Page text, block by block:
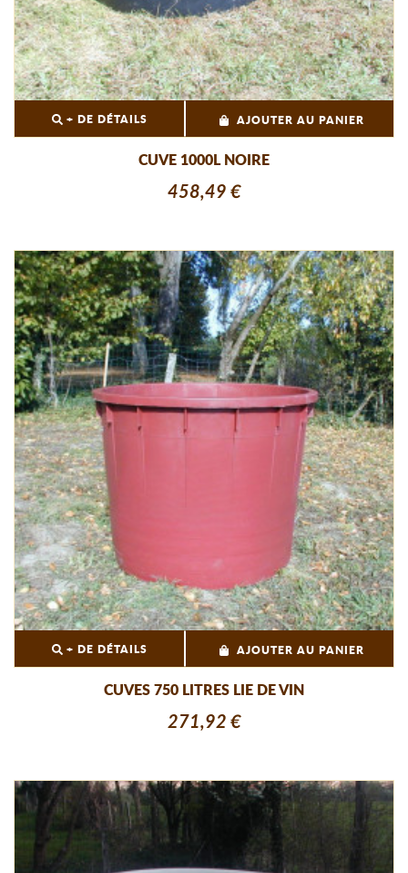
+ DE DÉTAILS AJOUTER AU PANIER
CUVE 1000L NOIRE
458,49 €
+ DE DÉTAILS AJOUTER AU PANIER
CUVES 750 LITRES LIE DE VIN
271,92 €